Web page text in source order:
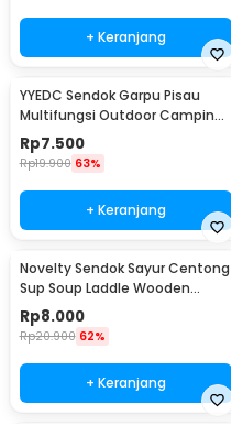
+ Keranjang
YYEDC Sendok Garpu Pisau
Multifungsi Outdoor Camping
Spork EDC Tools - LX708
Rp7.500
Rp19.900 63%
+ Keranjang
Novelty Sendok Sayur Centong
Sup Soup Laddle Wooden
Spoon - RR-20
Rp8.000
Rp20.900 62%
+ Keranjang